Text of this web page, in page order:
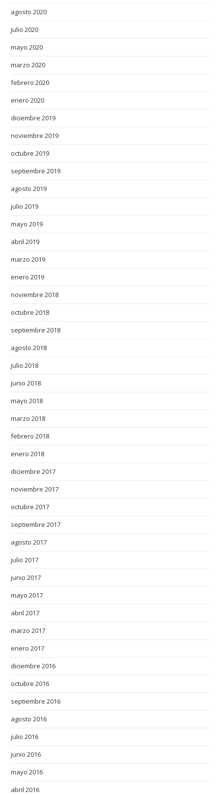
agosto 2020
julio 2020
mayo 2020
marzo 2020
febrero 2020
enero 2020
diciembre 2019
noviembre 2019
octubre 2019
septiembre 2019
agosto 2019
julio 2019
mayo 2019
abril 2019
marzo 2019
enero 2019
noviembre 2018
octubre 2018
septiembre 2018
agosto 2018
julio 2018
junio 2018
mayo 2018
marzo 2018
febrero 2018
enero 2018
diciembre 2017
noviembre 2017
octubre 2017
septiembre 2017
agosto 2017
julio 2017
junio 2017
mayo 2017
abril 2017
marzo 2017
enero 2017
diciembre 2016
octubre 2016
septiembre 2016
agosto 2016
julio 2016
junio 2016
mayo 2016
abril 2016